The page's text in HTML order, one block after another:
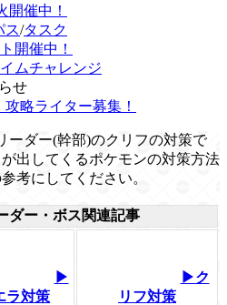
開催中！
ス/タスク
開催中！
ムチャレンジ
せ
略ライター募集！
ーダー(幹部)のクリフの対策で
出してくるポケモンの対策方法
考にしてください。
ダー・ボス関連記事
▶
ラ対策
▶ク
リフ対策